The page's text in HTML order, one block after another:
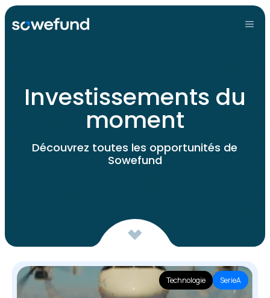
Investissements du
moment
Découvrez toutes les opportunités de
Sowefund
Technologie SerieA